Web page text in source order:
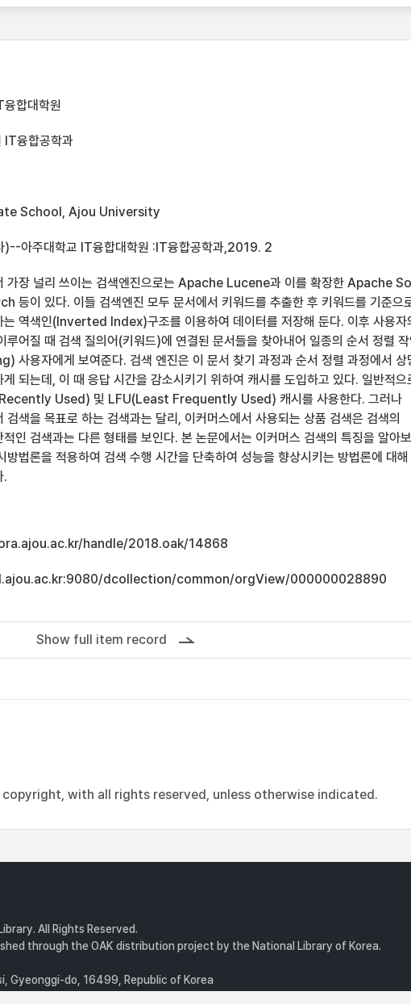
합대학원
IT융합공학과
School, Ajou University
)--아주대학교 IT융합대학원 :IT융합공학과,2019. 2
가장 널리 쓰이는 검색엔진으로는 Apache Lucene과 이를 확장한 Apache
등이 있다. 이들 검색엔진 모두 문서에서 키워드를 추출한 후 키워드를 기준으
는 역색인(Inverted Index)구조를 이용하여 데이터를 저장해 둔다. 이후 사용자
루어질 때 검색 질의어(키워드)에 연결된 문서들을 찾아내어 일종의 순서 정렬
사용자에게 보여준다. 검색 엔진은 이 문서 찾기 과정과 순서 정렬 과정에서 상
되는데, 이 때 응답 시간을 감소시키기 위하여 캐시를 도입하고 있다. 일반적으
Used) 및 LFU(Least Frequently Used) 캐시를 사용한다. 그러나
검색을 목표로 하는 검색과는 달리, 이커머스에서 사용되는 상품 검색은 검색의
인 검색과는 다른 형태를 보인다. 본 논문에서는 이커머스 검색의 특징을 알아
방법론을 적용하여 검색 수행 시간을 단축하여 성능을 향상시키는 방법론에 대해
.
handle/2018.oak/14868
dcollection/common/orgView/000000028890
Show full item record
with all rights reserved, unless otherwise indicated.
All Rights Reserved.
through the OAK distribution project by the National Library of Korea.
Gyeonggi-do, 16499, Republic of Korea